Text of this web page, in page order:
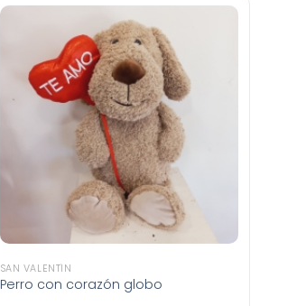
SAN VALENTÍN
Perro con corazón globo